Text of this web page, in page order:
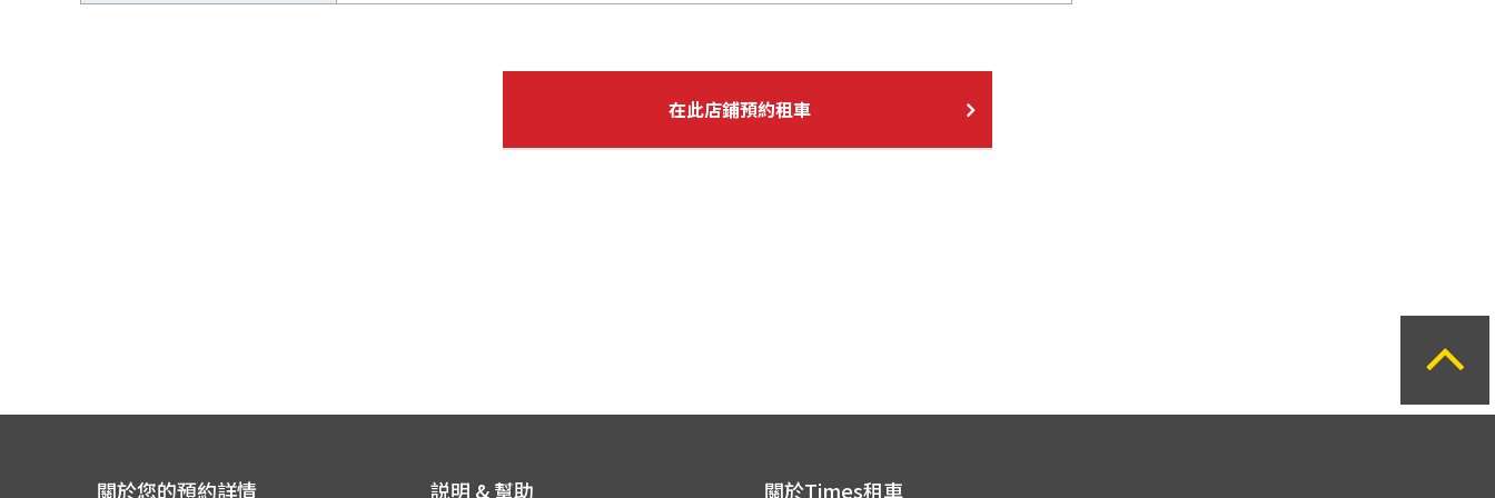
在此店鋪預約租車
關於您的預約詳情 説明 & 幫助 關於Times租車